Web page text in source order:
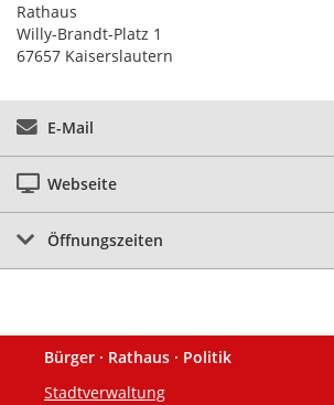
Rathaus
Willy-Brandt-Platz 1
67657 Kaiserslautern
E-Mail
Webseite
Öffnungszeiten
Fußzeile
Bürger · Rathaus · Politik
Stadtverwaltung